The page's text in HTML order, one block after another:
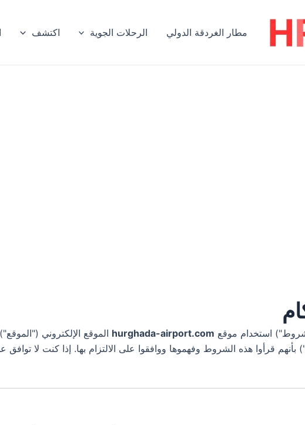
مطار الغردقة الدولي الرحلات الجوية اكتشف
استخدام موقع hurghada-airport.com الموقع الإلكتروني
بأنهم قرأوا هذه الشروط وفهموها ووافقوا على الالتزام بها. إذا كنت لا